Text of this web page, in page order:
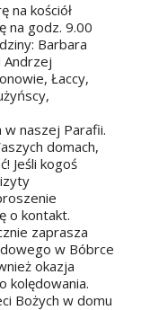
na kościół
na godz. 9.00
Barbara
Andrzej
Łaccy,
w naszej Parafii.
domach,
Jeśli kogoś
o kontakt.
zaprasza
w Bóbrce
okazja
kolędowania.
Bożych w domu